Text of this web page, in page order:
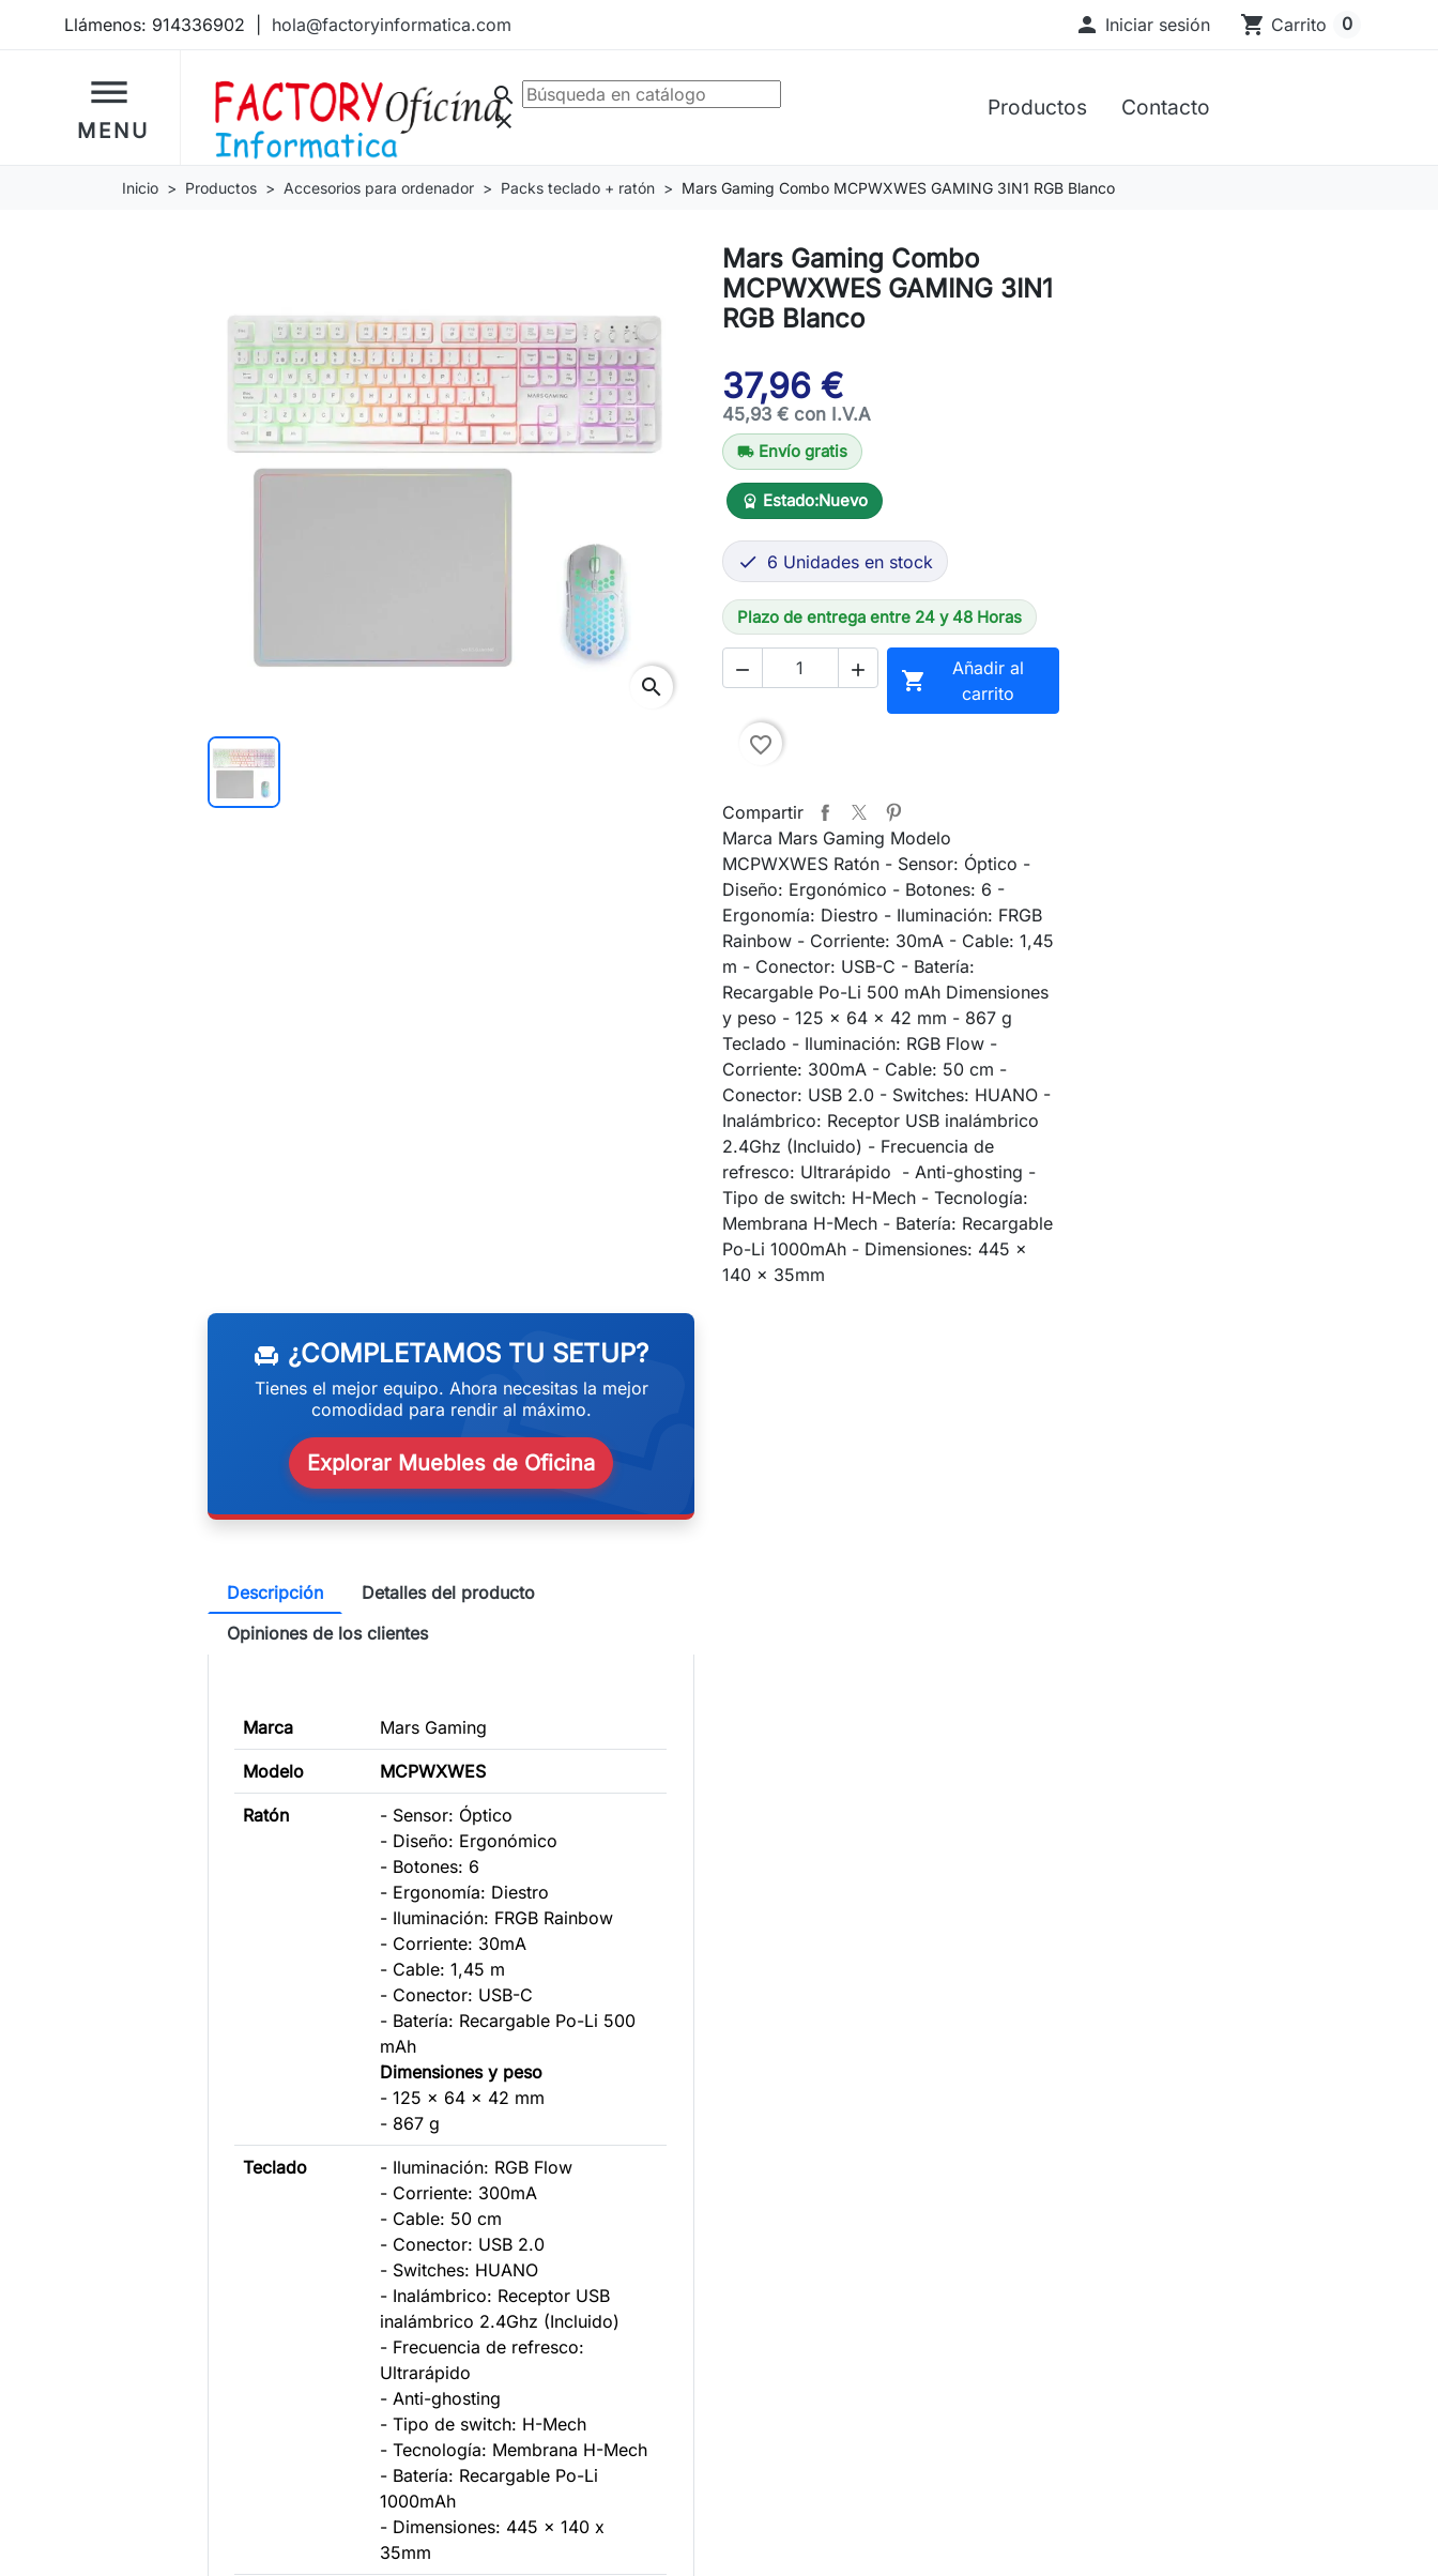
Llámenos: 914336902 hola@factoryinformatica.com  Iniciar sesión shopping_cart Carrito 0
dehaze
MENU
Productos Contacto
search
clear
Inicio Productos Accesorios para ordenador Packs teclado + ratón Mars Gaming Combo MCPWXWES GAMING 3IN1 RGB Blanco
search
Mars Gaming Combo
MCPWXWES GAMING 3IN1
RGB Blanco
37,96 €
45,93 € con I.V.A
local_shipping Envío gratis
workspace_premium Estado:Nuevo
 6 Unidades en stock
Plazo de entrega entre 24 y 48 Horas
  
Añadir al
carrito
favorite_border
Compartir
Marca Mars Gaming Modelo
MCPWXWES Ratón - Sensor: Óptico -
Diseño: Ergonómico - Botones: 6 -
Ergonomía: Diestro - Iluminación: FRGB
Rainbow - Corriente: 30mA - Cable: 1,45
m - Conector: USB-C - Batería:
Recargable Po-Li 500 mAh Dimensiones
y peso - 125 x 64 x 42 mm - 867 g
Teclado - Iluminación: RGB Flow -
Corriente: 300mA - Cable: 50 cm -
Conector: USB 2.0 - Switches: HUANO -
Inalámbrico: Receptor USB inalámbrico
2.4Ghz (Incluido) - Frecuencia de
refresco: Ultrarápido - Anti-ghosting -
Tipo de switch: H-Mech - Tecnología:
Membrana H-Mech - Batería: Recargable
Po-Li 1000mAh - Dimensiones: 445 x
140 x 35mm
weekend
chair ¿COMPLETAMOS TU SETUP?
Tienes el mejor equipo. Ahora necesitas la mejor
comodidad para rendir al máximo.
Explorar Muebles de Oficina
Descripción
Detalles del producto
Opiniones de los clientes
Marca Mars Gaming
Modelo MCPWXWES
Ratón
- Sensor: Óptico
- Diseño: Ergonómico
- Botones: 6
- Ergonomía: Diestro
- Iluminación: FRGB Rainbow
- Corriente: 30mA
- Cable: 1,45 m
- Conector: USB-C
- Batería: Recargable Po-Li 500
mAh
Dimensiones y peso
- 125 x 64 x 42 mm
- 867 g
Teclado
- Iluminación: RGB Flow
- Corriente: 300mA
- Cable: 50 cm
- Conector: USB 2.0
- Switches: HUANO
- Inalámbrico: Receptor USB
inalámbrico 2.4Ghz (Incluido)
- Frecuencia de refresco:
Ultrarápido
- Anti-ghosting
- Tipo de switch: H-Mech
- Tecnología: Membrana H-Mech
- Batería: Recargable Po-Li
1000mAh
- Dimensiones: 445 x 140 x
35mm